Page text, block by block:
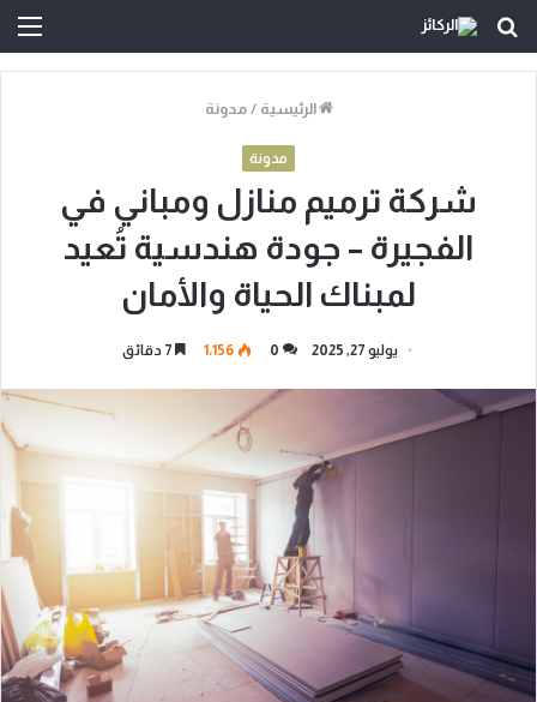
بحث
الرئيسية / مدونة
مدونة
شركة ترميم منازل ومباني في
الفجيرة – جودة هندسية تُعيد
لمبناك الحياة والأمان
يوليو 27, 2025 0 1٬156